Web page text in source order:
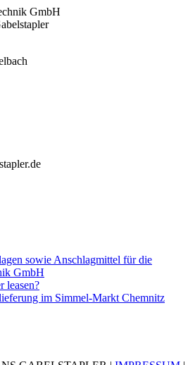
GmbH
sowie Anschlagmittel für die
GmbH
leasen?
im Simmel-Markt Chemnitz